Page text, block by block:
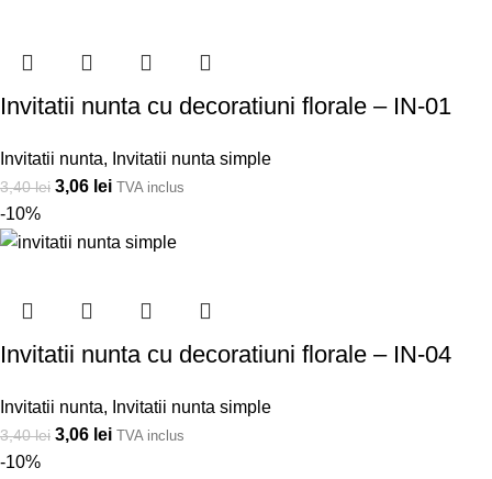
Invitatii nunta cu decoratiuni florale – IN-01
Invitatii nunta, Invitatii nunta simple
3,40lei 3,06 lei TVA inclus
-10%
Invitatii nunta cu decoratiuni florale – IN-04
Invitatii nunta, Invitatii nunta simple
3,40lei 3,06 lei TVA inclus
-10%